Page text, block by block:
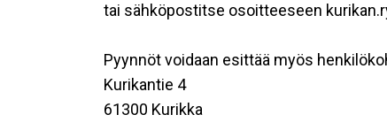
tai sähköpostitse osoitteeseen
Pyynnöt voidaan esittää myös
Kurikantie 4
61300 Kurikka